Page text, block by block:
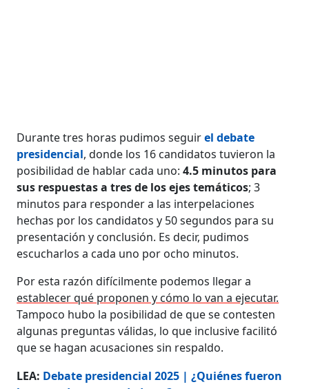
Durante tres horas pudimos seguirel debate
presidencial, donde los 16 candidatos tuvieron la
posibilidad de hablar cada uno:4.5 minutos para
sus respuestas a tres de los ejes temáticos; 3
minutos para responder a las interpelaciones
hechas por los candidatos y 50 segundos para su
presentación y conclusión. Es decir, pudimos
escucharlos a cada uno por ocho minutos.
Por esta razón difícilmente podemos llegar a
establecer qué proponen y cómo lo van a ejecutar.
Tampoco hubo la posibilidad de que se contesten
algunas preguntas válidas, lo que inclusive facilitó
que se hagan acusaciones sin respaldo.
LEA: Debate presidencial 2025 | ¿Quiénes fueron